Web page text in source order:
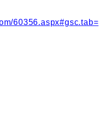
60356.aspx#gsc.tab=